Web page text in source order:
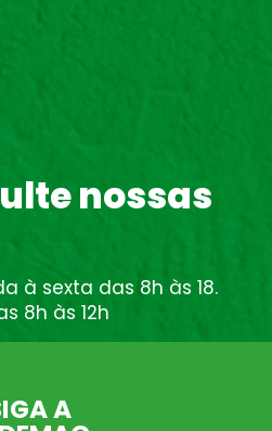
nossas
à sexta das 8h às 18.
8h às 12h
A